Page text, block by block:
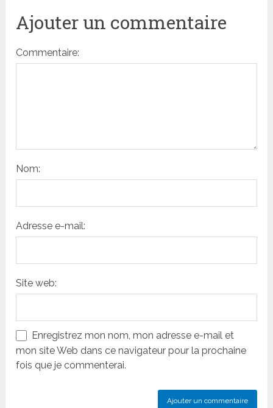
Ajouter un commentaire
Commentaire:
Nom:
Adresse e-mail:
Site web:
Enregistrez mon nom, mon adresse e-mail et
mon site Web dans ce navigateur pour la prochaine
fois que je commenterai.